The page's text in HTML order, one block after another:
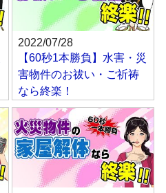
2022/07/28
【60秒1本勝負】水害・災
害物件のお祓い・ご祈祷
なら終楽！